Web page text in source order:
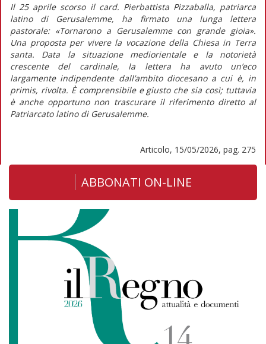
Il 25 aprile scorso il card. Pierbattista Pizzaballa, patriarca
latino di Gerusalemme, ha firmato una lunga lettera
pastorale: «Tornarono a Gerusalemme con grande gioia».
Una proposta per vivere la vocazione della Chiesa in Terra
santa. Data la situazione mediorientale e la notorietà
crescente del cardinale, la lettera ha avuto un’eco
largamente indipendente dall’ambito diocesano a cui è, in
primis, rivolta. È comprensibile e giusto che sia così; tuttavia
è anche opportuno non trascurare il riferimento diretto al
Patriarcato latino di Gerusalemme.
Articolo, 15/05/2026, pag. 275
ABBONATI ON-LINE